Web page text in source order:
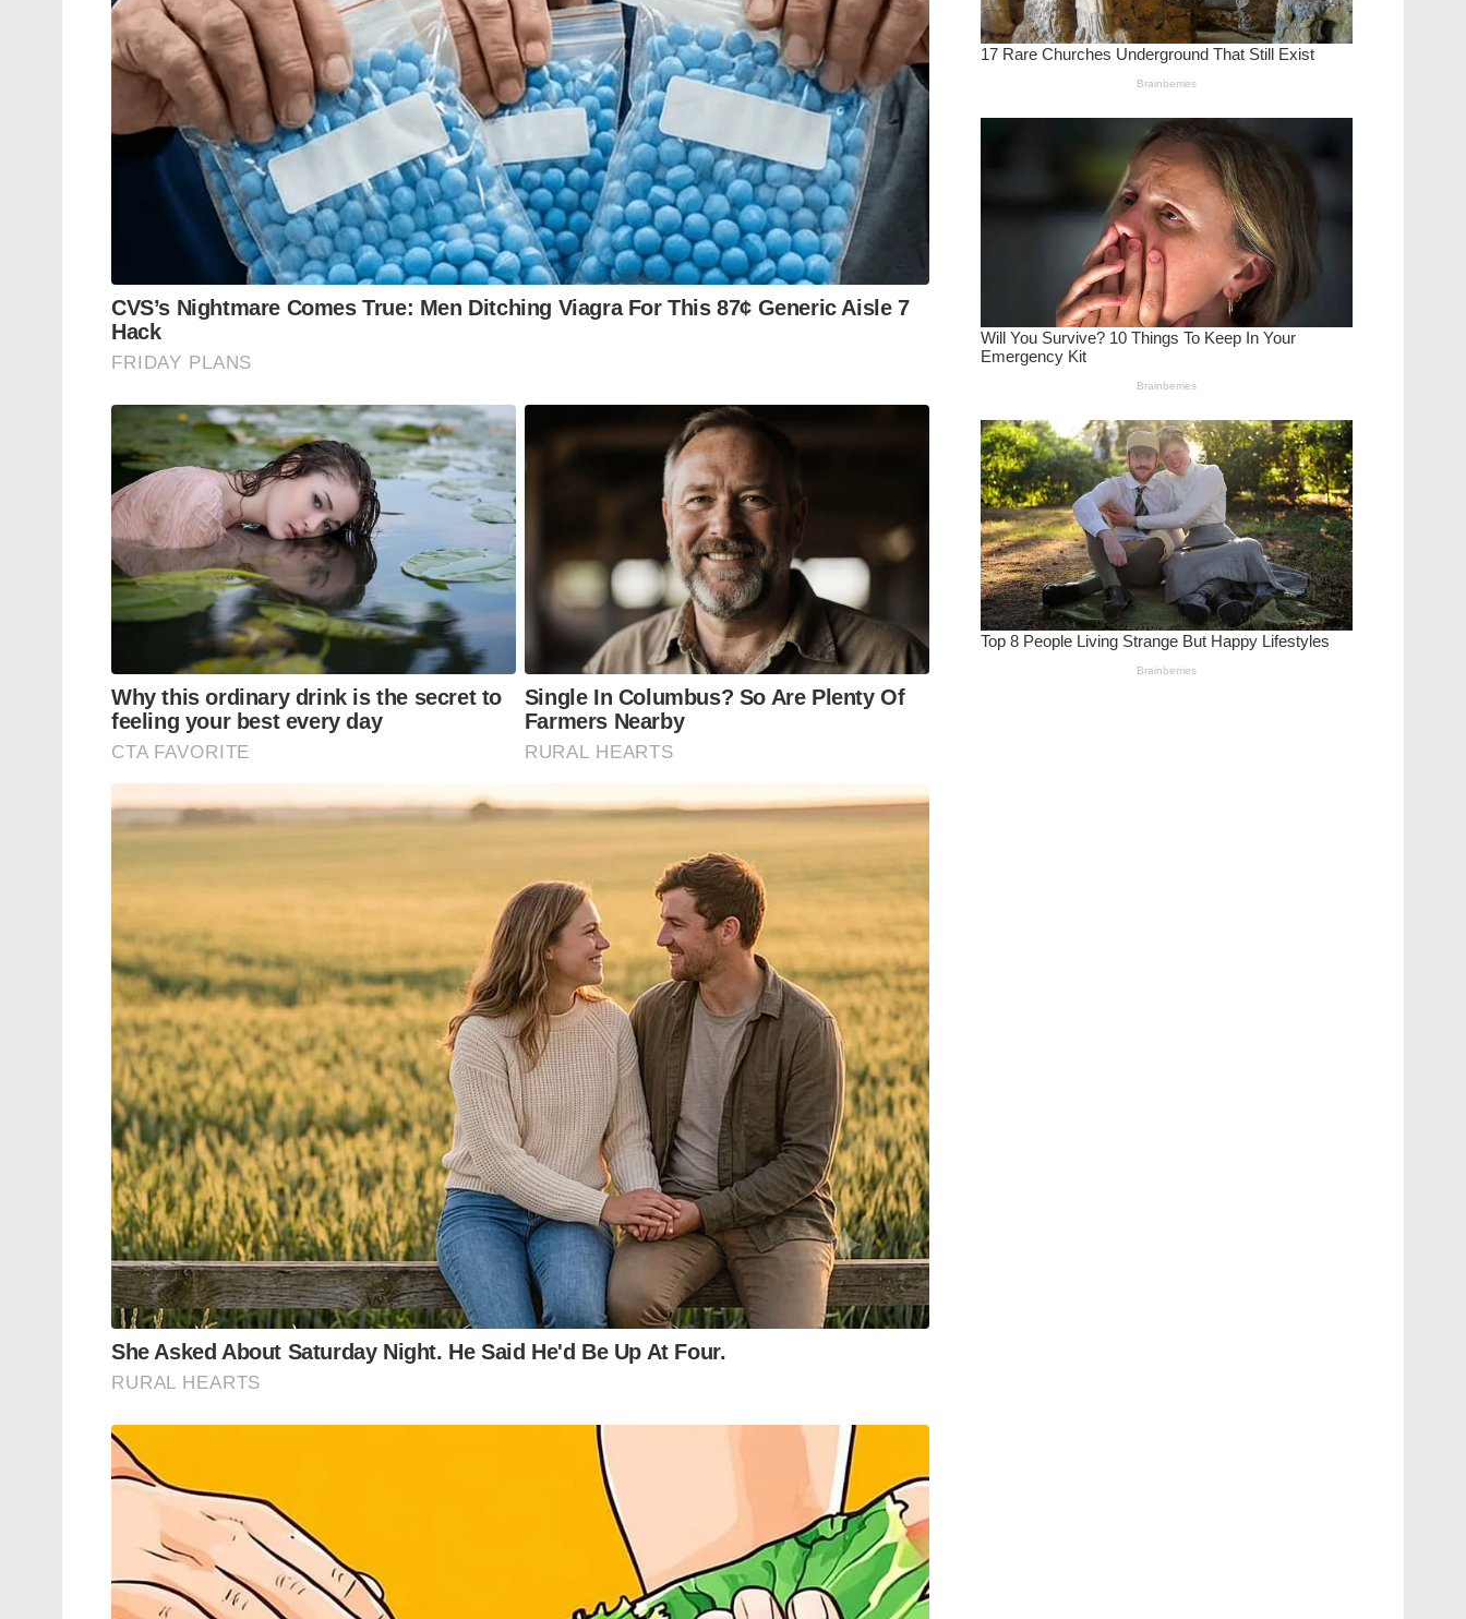
വെട്ടുകാർ ഉണ്ട്?
ഇറച്ചി വെട്ടുന്നതിൽ എന്താണ് ഇത്രമാത്രം പ്രൊഫഷണൽ ആയിട്ടുള്ള പരിശീലനത്തിന്റെ ആവശ്യം
എന്നാകും നമ്മൾ ചിന്തിക്കുന്നത്.
ഏറെ ഉണ്ട്. ഇറച്ചി വെട്ടുന്ന ആളുടെ സുരക്ഷ മുതൽ വെട്ടുന്ന ഇറച്ചിയുടെ ഗുണം, വൃത്തി, ഇറച്ചി
വെട്ടുന്ന സ്ഥലം എങ്ങനെ പരിപാലിക്കാം, തൊഴിലിന് ഉപയോഗികുന്ന ഉപകരണങ്ങൾ,
വ്യക്തിസുരക്ഷാ ഉപകരണങ്ങൾ, വിവിധ തരം മൃഗങ്ങൾ, വിവിധ തരാം ഇറച്ചിയുടെ കട്ടുകൾ,
കൊല്ലപ്പെടുന്ന മൃഗത്തെ എങ്ങനെയാണ് കൈകാര്യം ചെയ്യേണ്ടത് എന്നിങ്ങനെ അനവധി
ജർമ്മനിയിൽ മൂന്നു വർഷത്തെ പരിശീലനവും അപ്രന്റീഷിപ്പും കഴിയുമ്പോൾ ആണ് ഒരാൾക്ക്
ഇറച്ചി വെട്ടാനുള്ള ലൈസൻസ് ലഭിക്കുന്നത്. അങ്ങനെ ലൈസൻസ് ഉള്ളവർക്ക് മാത്രമാണ് ഈ
തൊഴിൽ ചെയ്യാൻ സാധിക്കുന്നത്.
ജർമ്മനിയിൽ ഉൾപ്പടെ ഏറെ യൂറോപ്യൻ രാജ്യങ്ങളിൽ ഈ തൊഴിലിന് വലിയ ഡിമാൻഡ് ഉണ്ട്.
കേരളത്തിൽ നിന്നും ഈ വർഷം ആറു കുട്ടികൾ ഈ പരിശീലനത്തിന് ചേർന്നിട്ടുണ്ട്.
കരിമരുന്ന് പ്രയോഗം
പുല്ലു വെട്ടുന്നത്
കിണറിൽ ഇറങ്ങി വൃത്തിയാക്കുന്നത്
മരം വെട്ടുന്നത്
റോഡ് പണിയുന്നത്
തിരുമ്മു കേന്ദ്രത്തിലെ ജോലി
ഇങ്ങനെ നമ്മുടെ ചുറ്റും ഉള്ള ഓരോ തൊഴിലും കൃത്യമായി പരിശീലിപ്പിക്കപ്പെടേണ്ടതാണ്.
പരിശിലനവും ലൈസൻസും ഇൻഷുറൻസും ഉള്ളവർക്ക് മാത്രമേ ഏതു തൊഴിലും ചെയ്യാൻ
സാധിക്കു എന്ന നിയമം വരണം. ഇപ്പോൾ ഈ രംഗത്ത് ഉള്ളവർക്ക് പരിശീലനവും പരീക്ഷയും
നടത്തി അവരെ അപ്‌ഡേറ്റഡ് ആക്കണം.
ഇതൊക്കെ ചെയ്താൽ ആധുനികമായ ടൂളുകൾ ഉപയോഗിച്ചാകും ഏതു തൊഴിലും ചെയ്യുന്നത്,
പ്രൊഡക്ടിവിറ്റി കൂടും, ശമ്പളം ഇരട്ടിയാകും, തൊഴിലിന്റെ ‘മാന്യതയെപ്പറ്റിയുള്ള’ നമ്മുടെ
സങ്കൽപ്പങ്ങൾ മാറും.
നമുക്ക് അങ്ങനെ ഒരു രീതി ഇല്ല.
ഒരാൾ നമ്മുടെ വീട്ടിൽ കിണർ വൃത്തിയാക്കാൻ വരുമ്പോൾ അയാൾക്ക് ആ വിഷയത്തിൽ
പരിചയമോ പരിശീലനമോ ഉണ്ടെന്ന് നമുക്ക് ഒരു വിശ്വാസം മാത്രമാണ്. പരിചയം ഉള്ളവർക്ക്
പോലും പരിശീലനം ലഭിക്കുന്നില്ല. അതുകൊണ്ടാണ് ഓരോ വർഷത്തിലും ഡസൻ കണക്കിന്
ആളുകൾ കിണർ വൃത്തിയാക്കുമ്പോഴും മരം വെട്ടുമ്പോഴും ഒക്കെ അപകടത്തിൽ പെടുന്നതും
മരിക്കുന്നതും.
നമ്മുടെ ചുറ്റുമുള്ള ഓരോ തൊഴിലുകളും കൃത്യമായ പരിശീലനത്തോടെ ചെയ്യേണ്ടതാണ്.
സുരക്ഷിതമായി ചെയ്യാവുന്നതുമാണ്. അത് തൊഴിലിടം വൃത്തിയോടെയും സുരക്ഷയോടെയും
കൈകാര്യം ചെയ്യുന്നത് മുതൽ കൃത്യമായ ഉപകരണങ്ങൾ, വ്യക്തി സുരക്ഷാ ഉപകരണങ്ങൾ
ഇവയൊക്കെ അറിഞ്ഞു ചെയ്യേണ്ടതുമാണ്.
തൽക്കാലം ഇങ്ങനെ അല്ല കാര്യങ്ങൾ. ഇത് എല്ലാവർക്കും ബുദ്ധിമുട്ട് ഉണ്ടാക്കുന്നു.
എന്റെ വ്യക്തിപരമായ ഒരു അനുഭവം പറയാം
എന്റെ വീടിന് പുറകിൽ ചെറിയൊരു മാവുണ്ട്. അതിന്റെ ഒരു കമ്പ് റോഡിലേക്ക് ചാഞ്ഞു
നിൽക്കുകയാണ്. അതൊന്ന് വെട്ടിക്കളയാൻ ഞാൻ ഒരാളെ ഏൽപ്പിച്ചു.
ഒരു ഇതര സംസ്ഥാന തൊഴിലാളിയാണ് ജോലിക്ക് എത്തിയത്. അദ്ദേഹം വലിയൊരു
കത്തിയെടുത്ത് ഒറ്റ വെട്ട്. മരത്തിന്റെ കൊമ്പിൽ കൊള്ളേണ്ട വെട്ട് അദ്ദേഹത്തിന്റ കാലിൽ ആയി.
ചോര, ആശുപത്രി, ഡോക്ടർമാർ, ഒരു ദിവസത്തിനകം അഞ്ഞൂറ് രൂപയുടെ തൊഴിലിന് വന്ന
ആൾക്ക് വേണ്ടി ഞാൻ ഇരുപത്തി അയ്യായിരം രൂപ ചെലവാക്കേണ്ടി വന്നു. ആ പാവത്തിന് ഒരു
പക്ഷെ ഒരു മാസം തൊഴിൽ നഷ്ടം വേറെ.
തൊഴിലിന് വേണ്ടത്ര പരിശീലനം നൽകുന്ന സ്ഥലങ്ങളിൽ ആണെങ്കിൽ ഈ തൊഴിലിന് കൃത്യമായ
ടൂളുകൾ ഉണ്ടാകുമായിരുന്നു. ഇനി അഥവാ അപകടം സംഭവിച്ചാൽ അയാളുടെ ആരോഗ്യ
സംരക്ഷണവും തൊഴിൽ നഷ്ടവും കവർ ചെയ്യാൻ ഇൻഷുറൻസ് ഉണ്ടാകും.
അറിഞ്ഞോ അറിയാതെയോ നഷ്ടം ഉണ്ടാകുന്ന സാഹചര്യം ഉണ്ടാകാം. ഉദാഹരണത്തിന്
പ്ലംബിങ്ങിന് വരുന്ന തൊഴിലാളി പൈപ്പ് തെറ്റായി ഫിറ്റ് ചെയ്തു വീട്ടിൽ വെള്ളം ഒലിച്ചിറങ്ങി
ഭിത്തിയോ തറയോ ചീത്തയായി പോകുന്ന സാഹചര്യം ഉണ്ടാകാം.
ഈ സാഹചര്യത്തിൽ നമുക്ക് ഉണ്ടാകുന്ന നഷ്ടം നികത്താനും തൊഴിലാളിയുടെ പ്രൊഫഷണൽ
ഇൻഷുറൻസ് ബാധ്യസ്ഥമാണ്.
പക്ഷെ ഇതൊക്കെ ഉണ്ടാകണമെങ്കിൽ ആദ്യം തൊഴിൽ ചെയ്യുന്ന ആൾക്ക് തൊഴിൽ അറിയാം
എന്ന് ഉറപ്പ് വരുത്തണം.